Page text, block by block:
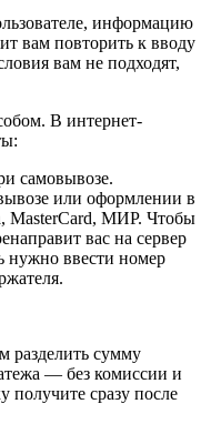
информацию
вам повторить к вводу
вам не подходят,
В интернет-
самовывозе.
или оформлении в
MasterCard, МИР. Чтобы
вас на сервер
нужно ввести номер
разделить сумму
— без комиссии и
получите сразу после